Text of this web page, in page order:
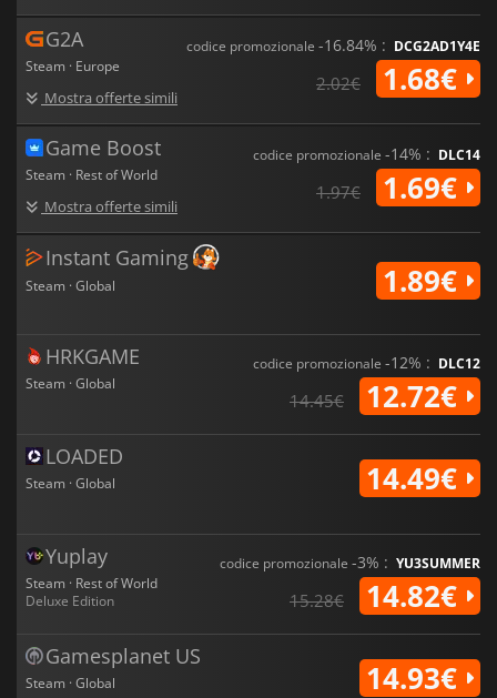
G2A
Steam · Europe
Mostra offerte simili
codice promozionale -16.84% : DCG2AD1Y4E
2.02€ 1.68€
Game Boost
Steam · Rest of World
Mostra offerte simili
codice promozionale -14% : DLC14
1.97€ 1.69€
Instant Gaming
Steam · Global 1.89€
HRKGAME
Steam · Global
codice promozionale -12% : DLC12
14.45€ 12.72€
LOADED
Steam · Global 14.49€
Yuplay
Steam · Rest of World
Deluxe Edition
codice promozionale -3% : YU3SUMMER
15.28€ 14.82€
Gamesplanet US
Steam · Global 14.93€